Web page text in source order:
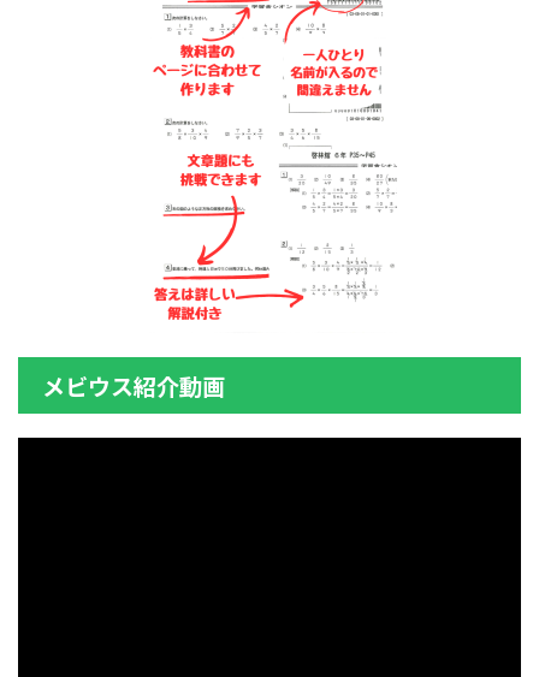
メビウス紹介動画